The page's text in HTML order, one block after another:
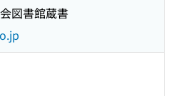
図書館蔵書